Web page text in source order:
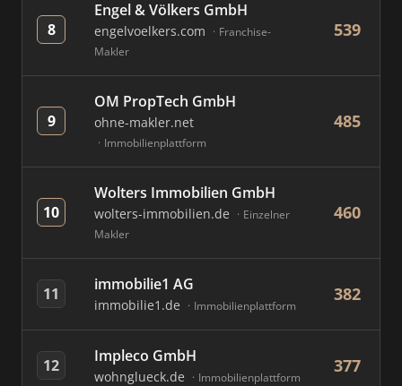
8
Engel & Völkers GmbH
engelvoelkers.com
Franchise-
Makler
539
9
OM PropTech GmbH
ohne-makler.net
Immobilienplattform
485
10
Wolters Immobilien GmbH
wolters-immobilien.de
Einzelner
Makler
460
11 immobilie1 AG
immobilie1.de Immobilienplattform
382
12 Impleco GmbH
wohnglueck.de Immobilienplattform
377